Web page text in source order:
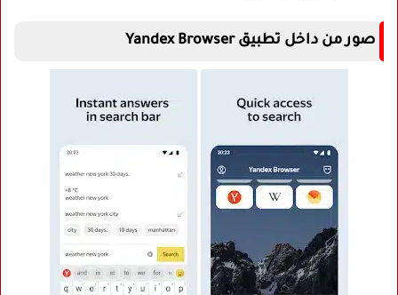
صور من داخل تطبيق Yandex Browser